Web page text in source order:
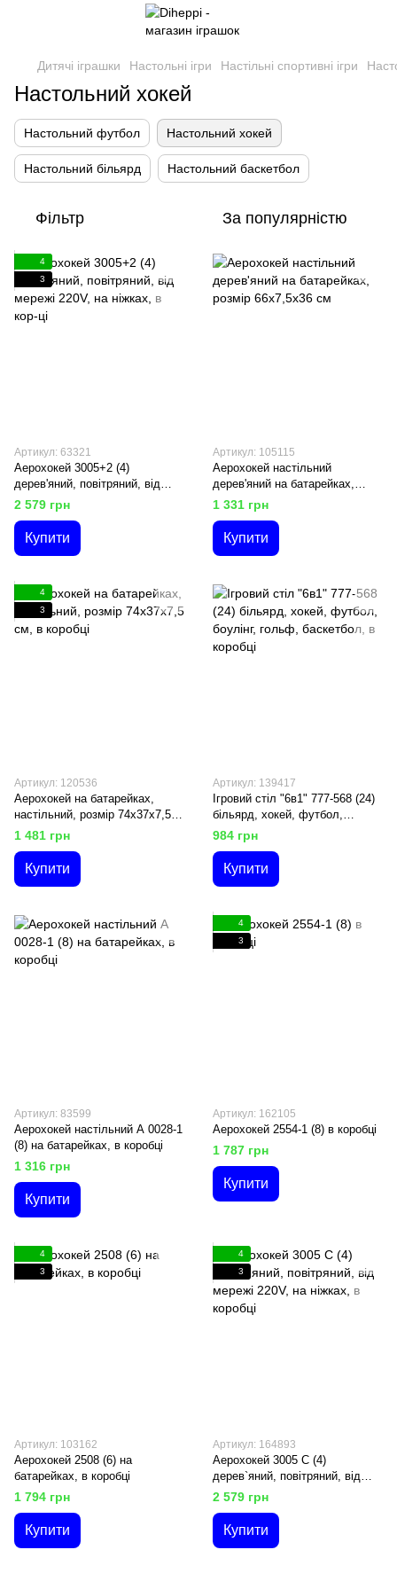
Дитячі іграшки Настольні ігри Настільні спортивні ігри
Настольний хокей
Настольний футбол Настольний хокей
Настольний більярд Настольний баскетбол
Фільтр За популярністю
4
3
Артикул: 63321
Аерохокей 3005+2 (4)
дерев'яний, повітряний, від
мережі 220V, на ніжках, в кор-
2 579 грн
Купити
Артикул: 105115
Аерохокей настільний
дерев'яний на батарейках,
розмір 66х7,5х36 см
1 331 грн
Купити
4
3
Артикул: 120536
Аерохокей на батарейках,
настільний, розмір 74х37х7,5
см, в коробці
1 481 грн
Купити
Артикул: 139417
Ігровий стіл "6в1" 777-568 (24)
більярд, хокей, футбол,
боулінг, гольф, баскетбол, в
коробці
984 грн
Купити
Артикул: 83599
Аерохокей настільний А 0028-1
(8) на батарейках, в коробці
1 316 грн
Купити
4
3
Артикул: 162105
Аерохокей 2554-1 (8) в коробці
1 787 грн
Купити
4
3
Артикул: 103162
Аерохокей 2508 (6) на
батарейках, в коробці
1 794 грн
Купити
4
3
Артикул: 164893
Аерохокей 3005 C (4)
дерев`яний, повітряний, від
мережі 220V, на ніжках, в
2 579 грн
Купити